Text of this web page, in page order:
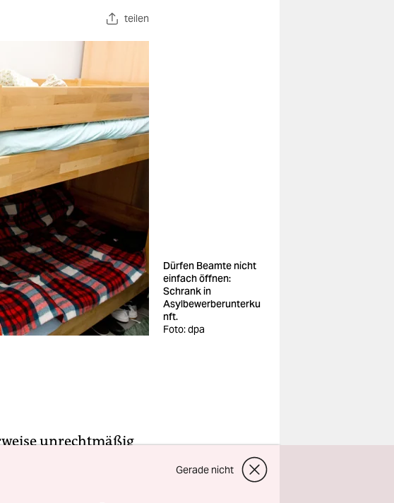
teilen
Dürfen Beamte nicht
einfach öffnen:
Schrank in
Asylbewerberunterku
nft.
Foto: dpa
unrechtmäßig
und an die
erleichtern
Gerade nicht